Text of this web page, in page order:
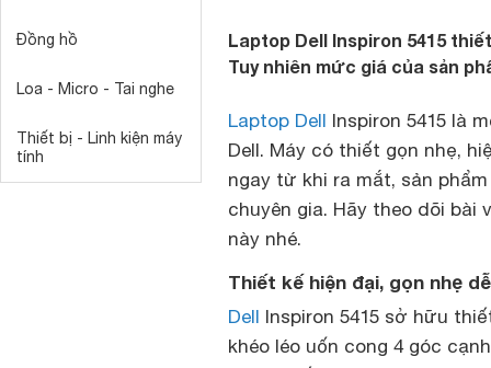
Đồng hồ
Loa - Micro - Tai nghe
Thiết bị - Linh kiện máy
tính
Laptop Dell Inspiron 5415
Tuy nhiên mức giá của sản
Laptop Dell Inspiron 5415 là
Dell. Máy có thiết gọn nhẹ,
ngay từ khi ra mắt, sản
chuyên gia. Hãy theo dõi
này nhé.
Thiết kế hiện đại, gọn nhẹ
Dell Inspiron 5415 sở hữu
khéo léo uốn cong 4 góc